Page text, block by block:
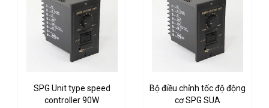
SPG Unit type speed
controller 90W
Bộ điều chỉnh tốc độ động
cơ SPG SUA